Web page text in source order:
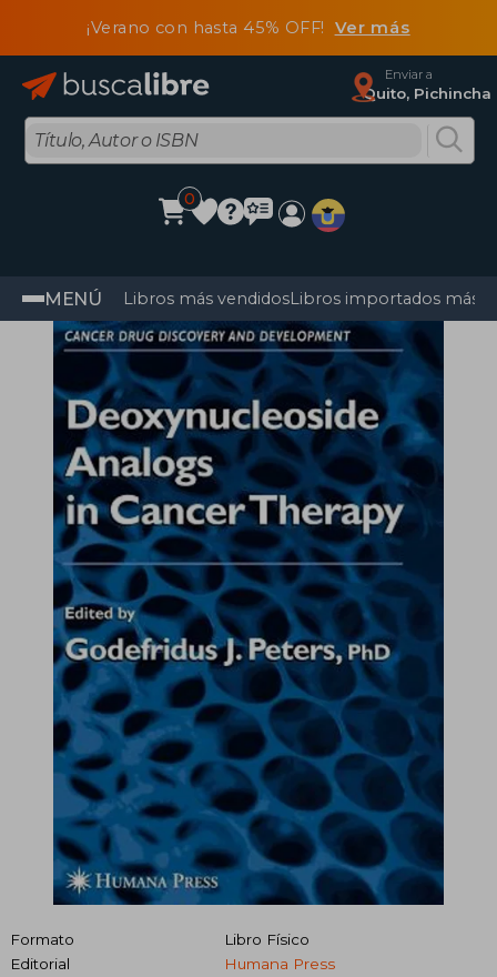
¡Verano con hasta 45% OFF! Ver más
Enviar a
Quito, Pichincha
0
MENÚ Libros más vendidosLibros importados más
Formato
Libro Físico
Editorial
Humana Press